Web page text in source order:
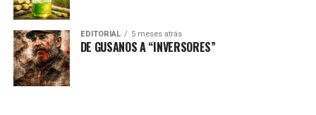
EDITORIAL 5 meses atrás
DE GUSANOS A “INVERSORES”